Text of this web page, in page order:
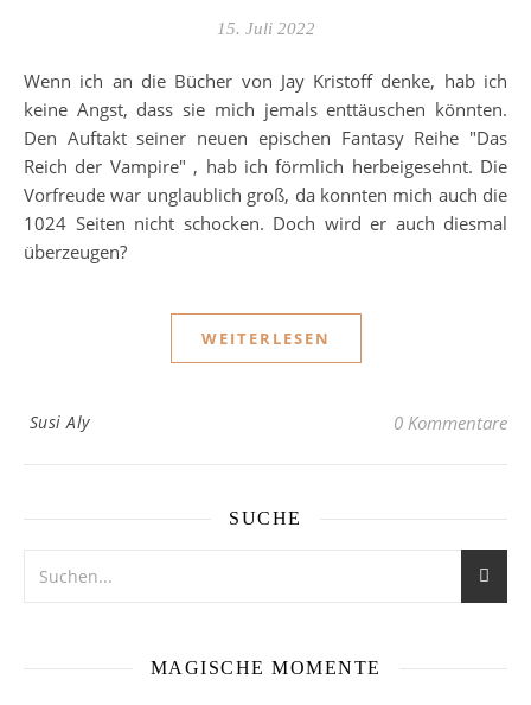
15. Juli 2022
Wenn ich an die Bücher von Jay Kristoff denke, hab ich
keine Angst, dass sie mich jemals enttäuschen könnten.
Den Auftakt seiner neuen epischen Fantasy Reihe "Das
Reich der Vampire" , hab ich förmlich herbeigesehnt. Die
Vorfreude war unglaublich groß, da konnten mich auch die
1024 Seiten nicht schocken. Doch wird er auch diesmal
überzeugen?
WEITERLESEN
Susi Aly 0 Kommentare
SUCHE
MAGISCHE MOMENTE